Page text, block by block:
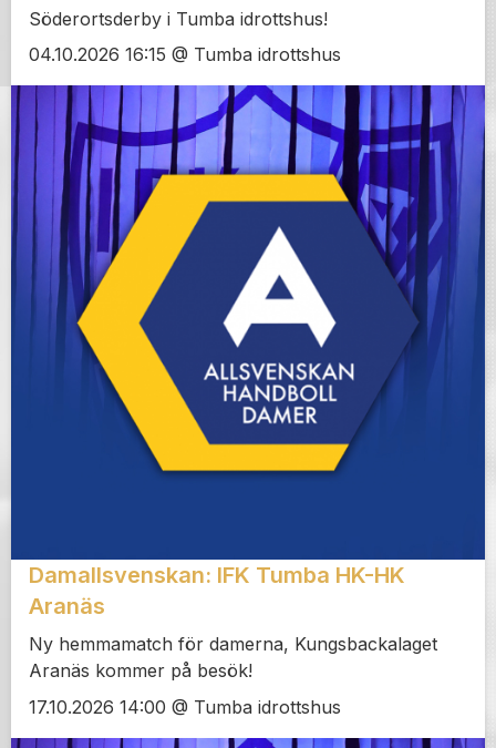
Söderortsderby i Tumba idrottshus!
04.10.2026 16:15 @ Tumba idrottshus
Damallsvenskan: IFK Tumba HK-HK
Aranäs
Ny hemmamatch för damerna, Kungsbackalaget
Aranäs kommer på besök!
17.10.2026 14:00 @ Tumba idrottshus